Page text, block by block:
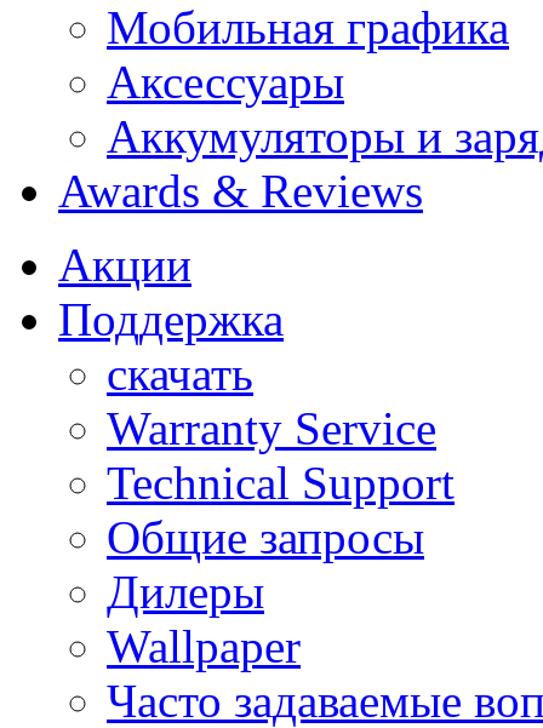
Мобильная графика
Аксессуары
Аккумуляторы и
Awards & Reviews
Акции
Поддержка
скачать
Warranty Service
Technical Support
Общие запросы
Дилеры
Wallpaper
Часто задаваемые